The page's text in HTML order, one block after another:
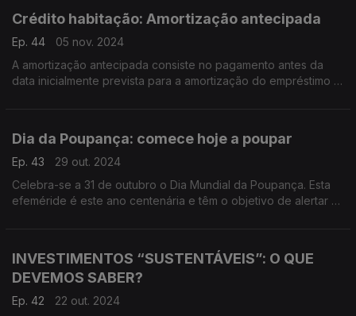
Crédito habitação: Amortização antecipada
Ep. 44
05 nov. 2024
A amortização antecipada consiste no pagamento antes da
data inicialmente prevista para a amortização do empréstimo e
Dia da Poupança: comece hoje a poupar
Ep. 43
29 out. 2024
Celebra-se a 31 de outubro o Dia Mundial da Poupança. Esta
efeméride é este ano centenária e têm o objetivo de alertar os
endividamento ou até sobre-endividamento.
INVESTIMENTOS “SUSTENTÁVEIS”: O QUE
DEVEMOS SABER?
Ep. 42 22 out. 2024